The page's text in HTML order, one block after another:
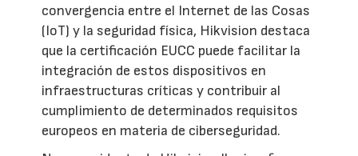
convergencia entre el Internet de las Cosas
(IoT) y la seguridad física, Hikvision destaca
que la certificación EUCC puede facilitar la
integración de estos dispositivos en
infraestructuras críticas y contribuir al
cumplimiento de determinados requisitos
europeos en materia de ciberseguridad.